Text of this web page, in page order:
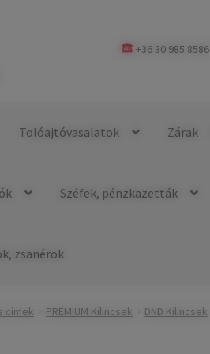
+36 30 985 8586
Tolóajtóvasalatok Zárak
Széfek, pénzkazetták
zsanérok
címek PRÉMIUM Kilincsek DND Kilincsek